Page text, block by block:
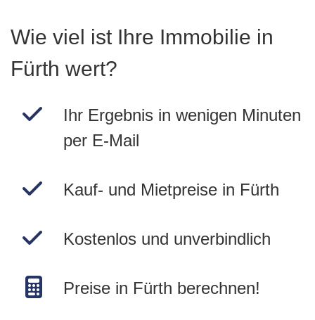
Wie viel ist Ihre Immobilie in
Fürth wert?
Ihr Ergebnis in wenigen Minuten
per E-Mail
Kauf- und Mietpreise in Fürth
Kostenlos und unverbindlich
Preise in Fürth berechnen!